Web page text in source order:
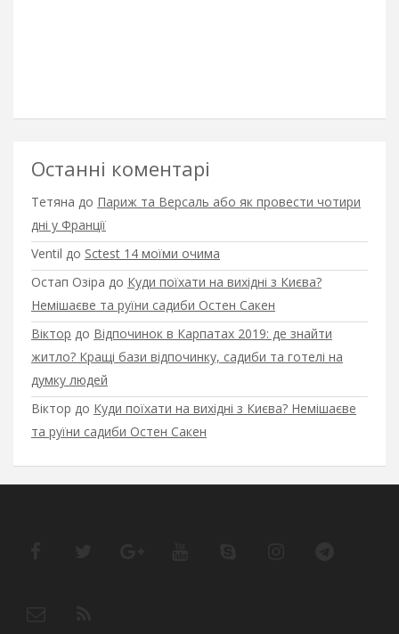
Останні коментарі
Тетяна до Париж та Версаль або як провести чотири
дні у Франції
Ventil до Sctest 14 моїми очима
Остап Озіра до Куди поїхати на вихідні з Києва?
Немішаєве та руїни садиби Остен Сакен
Віктор до Відпочинок в Карпатах 2019: де знайти
житло? Кращі бази відпочинку, садиби та готелі на
думку людей
Віктор до Куди поїхати на вихідні з Києва? Немішаєве
та руїни садиби Остен Сакен